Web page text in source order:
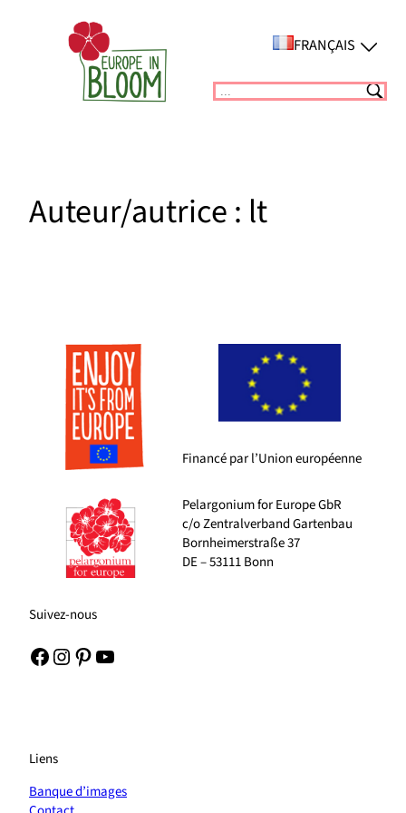
FRANÇAIS
Suchen
Auteur/autrice : lt
Financé par l’Union européenne
Pelargonium for Europe GbR
c/o Zentralverband Gartenbau
Bornheimerstraße 37
DE – 53111 Bonn
Suivez-nous
Facebook Instagram Pinterest YouTube
Liens
Banque d’images